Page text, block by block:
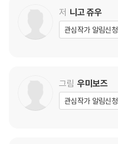
저 니고 쥬우
관심작가 알림신청
그림 우미보즈
관심작가 알림신청